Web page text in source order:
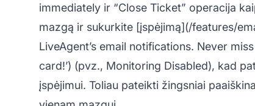
immediately ir “Close Ticket” operacija
mazgą ir sukurkite [įspėjimą](/features/
LiveAgent’s email notifications. Never
card!’) (pvz., Monitoring Disabled), kad
įspėjimui. Toliau pateikti žingsniai